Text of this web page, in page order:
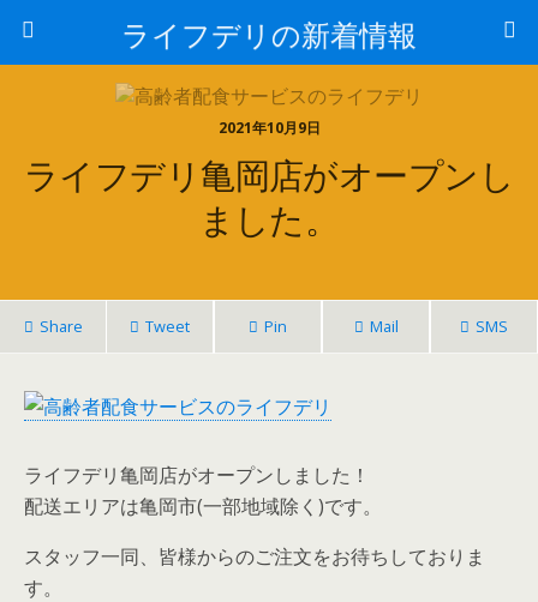
ライフデリの新着情報
2021年10月9日
ライフデリ亀岡店がオープンし
ました。
Share Tweet Pin Mail SMS
ライフデリ亀岡店がオープンしました！
配送エリアは亀岡市(一部地域除く)です。
スタッフ一同、皆様からのご注文をお待ちしておりま
す。